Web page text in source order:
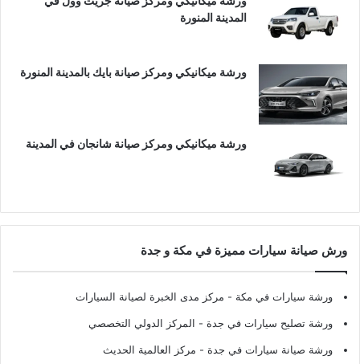
المدينة المنورة
ورشة ميكانيكي ومركز صيانة بايك بالمدينة المنورة
ورشة ميكانيكي ومركز صيانة شانجان في المدينة
ورش صيانة سيارات مميزة في مكة و جدة
ورشة سيارات في مكة - مركز مدى الخبرة لصيانة السيارات
ورشة تصليح سيارات في جدة - المركز الدولي التخصصي
ورشة صيانة سيارات في جدة - مركز العالمية الحديث